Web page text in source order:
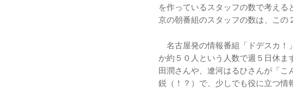
を作っているスタッフの数で考え
京の朝番組のスタッフの数は、この
名古屋発の情報番組「ドデスカ！
か約５０人という人数で週５日休ま
田潤さんや、遼河はるひさんが「
鋭（！？）で、少しでも役に立つ情